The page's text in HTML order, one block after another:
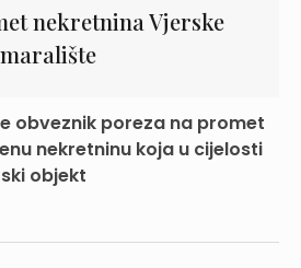
nekretnina Vjerske
obveznik poreza na promet
nekretninu koja u cijelosti
objekt